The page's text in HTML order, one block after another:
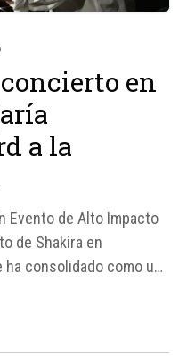
en
a la
Evento de Alto Impacto
de Shakira en
ha consolidado como un
de la artista